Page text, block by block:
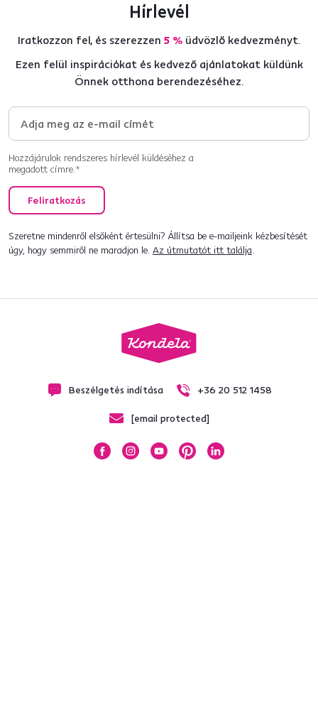
Hírlevél
Iratkozzon fel, és szerezzen 5 %üdvözlő kedvezményt.
Ezen felül inspirációkat és kedvező ajánlatokat küldünk
Önnek otthona berendezéséhez.
Hozzájárulok rendszeres hírlevél küldéséhez a
megadott címre.*
Feliratkozás
Szeretne mindenről elsőként értesülni? Állítsa be e-mailjeink kézbesítését
úgy, hogy semmiről ne maradjon le. Az útmutatót itt találja.
Beszélgetés indítása +36 20 512 1458
[email protected]